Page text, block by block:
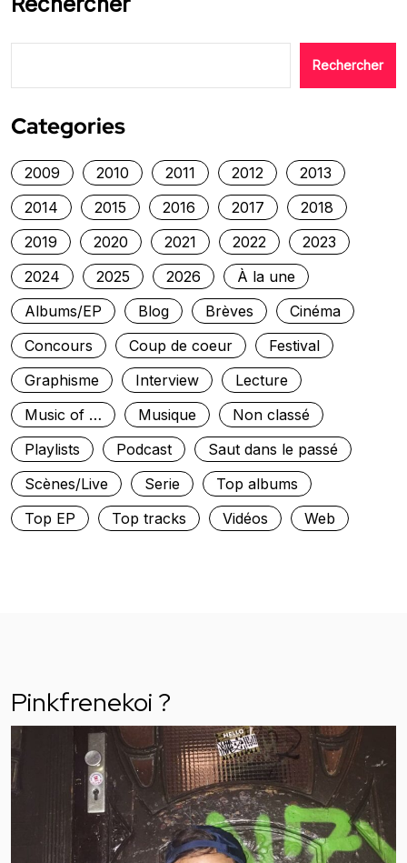
Rechercher
Categories
2009 2010 2011 2012
2013
2014
2015 2016 2017
2018
2019
2020 2021 2022
2023
2024
2025 2026
À la une
Albums/EP
Blog Brèves
Cinéma
Concours
Coup de coeur
Festival
Graphisme
Interview
Lecture
Music of …
Musique
Non classé
Playlists
Podcast
Saut dans le passé
Scènes/Live
Serie
Top albums
Top EP
Top tracks Vidéos Web
Pinkfrenekoi ?